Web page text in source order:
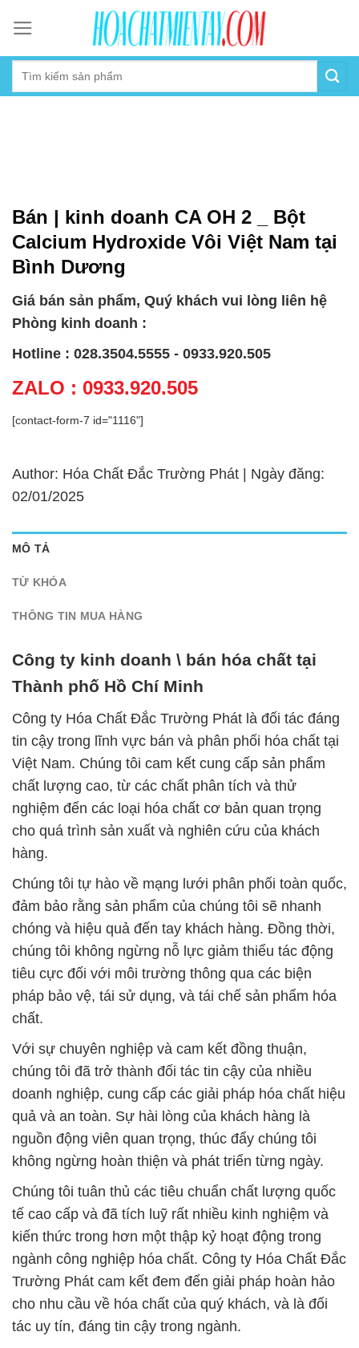
content
Bán | kinh doanh CA OH 2 _ Bột
Calcium Hydroxide Vôi Việt Nam tại
Bình Dương
Giá bán sản phẩm, Quý khách vui lòng liên hệ
Phòng kinh doanh :
Hotline : 028.3504.5555 - 0933.920.505
ZALO : 0933.920.505
[contact-form-7 id="1116"]
Author: Hóa Chất Đắc Trường Phát | Ngày đăng:
02/01/2025
MÔ TẢ
TỪ KHÓA
THÔNG TIN MUA HÀNG
Công ty kinh doanh \ bán hóa chất tại
Thành phố Hồ Chí Minh
Công ty Hóa Chất Đắc Trường Phát là đối tác đáng
tin cậy trong lĩnh vực bán và phân phối hóa chất tại
Việt Nam. Chúng tôi cam kết cung cấp sản phẩm
chất lượng cao, từ các chất phân tích và thử
nghiệm đến các loại hóa chất cơ bản quan trọng
cho quá trình sản xuất và nghiên cứu của khách
hàng.
Chúng tôi tự hào về mạng lưới phân phối toàn quốc,
đảm bảo rằng sản phẩm của chúng tôi sẽ nhanh
chóng và hiệu quả đến tay khách hàng. Đồng thời,
chúng tôi không ngừng nỗ lực giảm thiểu tác động
tiêu cực đối với môi trường thông qua các biện
pháp bảo vệ, tái sử dụng, và tái chế sản phẩm hóa
chất.
Với sự chuyên nghiệp và cam kết đồng thuận,
chúng tôi đã trở thành đối tác tin cậy của nhiều
doanh nghiệp, cung cấp các giải pháp hóa chất hiệu
quả và an toàn. Sự hài lòng của khách hàng là
nguồn động viên quan trọng, thúc đẩy chúng tôi
không ngừng hoàn thiện và phát triển từng ngày.
Chúng tôi tuân thủ các tiêu chuẩn chất lượng quốc
tế cao cấp và đã tích luỹ rất nhiều kinh nghiệm và
kiến thức trong hơn một thập kỷ hoạt động trong
ngành công nghiệp hóa chất. Công ty Hóa Chất Đắc
Trường Phát cam kết đem đến giải pháp hoàn hảo
cho nhu cầu về hóa chất của quý khách, và là đối
tác uy tín, đáng tin cậy trong ngành.